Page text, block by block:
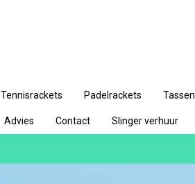
Tennisrackets Padelrackets Tassen
Advies Contact Slinger verhuur